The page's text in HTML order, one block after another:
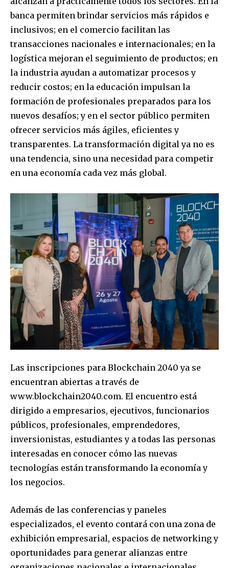
SUBSCRIBE
I've read and accept the Privacy Policy.
banca permiten brindar servicios más rápidos e
inclusivos; en el comercio facilitan las
transacciones nacionales e internacionales; en la
logística mejoran el seguimiento de productos; en
la industria ayudan a automatizar procesos y
reducir costos; en la educación impulsan la
formación de profesionales preparados para los
nuevos desafíos; y en el sector público permiten
ofrecer servicios más ágiles, eficientes y
transparentes. La transformación digital ya no es
una tendencia, sino una necesidad para competir
en una economía cada vez más global.
Las inscripciones para Blockchain 2040 ya se
encuentran abiertas a través de
www.blockchain2040.com. El encuentro está
dirigido a empresarios, ejecutivos, funcionarios
públicos, profesionales, emprendedores,
inversionistas, estudiantes y a todas las personas
interesadas en conocer cómo las nuevas
tecnologías están transformando la economía y
los negocios.
Además de las conferencias y paneles
especializados, el evento contará con una zona de
exhibición empresarial, espacios de networking y
oportunidades para generar alianzas entre